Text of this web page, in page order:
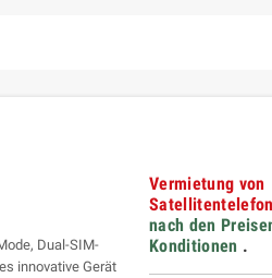
Dual-SIM-
innovative Gerät
Vermietung von
nach den
Konditionen .